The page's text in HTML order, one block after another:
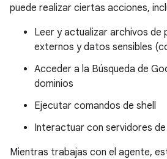
puede realizar ciertas acciones,
Leer y actualizar archivos
externos y datos sensibles
Acceder a la Búsqueda de
dominios
Ejecutar comandos de shell
Interactuar con servidores de
Mientras trabajas con el agente,